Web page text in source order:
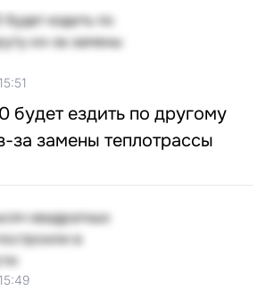
будет ездить по другому
за замены теплотрассы